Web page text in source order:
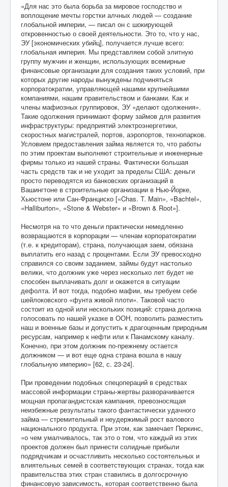
«Для нас это была борьба за мировое господство и
воплощение мечты горстки алчных людей — создание
глобальной империи, — писал он с шокирующей
откровенностью о своей деятельности. Это то, что у нас,
ЭУ [экономических убийц], получается лучше всего:
глобальная империя. Мы представляем собой элитную
группу мужчин и женщин, использующих всемирные
финансовые организации для создания таких условий, при
которых другие народы вынуждены подчиняться
корпоратократии, управляющей нашими крупнейшими
компаниями, нашим правительством и банками. Как и
члены мафиозных группировок, ЭУ «делают одолжения».
Такие одолжения принимают форму займов для развития
инфраструктуры: предприятий электроэнергетики,
скоростных магистралей, портов, аэропортов, технопарков.
Условием предоставления займа является то, что работы
по этим проектам выполняют строительные и инженерные
фирмы только из нашей страны. Фактически большая
часть средств так и не уходит за пределы США: деньги
просто переводятся из банковских организаций в
Вашингтоне в строительные организации в Нью-Йорке,
Хьюстоне или Сан-Франциско [«Chas. T. Main», «Bachtel»,
«Halliburton», «Stone & Webster» и «Brown & Root»].
Несмотря на то что деньги практически немедленно
возвращаются в корпорации — членам корпоратократии
(т.е. к кредиторам), страна, получающая заем, обязана
выплатить его назад с процентами. Если ЭУ превосходно
справился со своим заданием, займы будут настолько
велики, что должник уже через несколько лет будет не
способен выплачивать долг и окажется в ситуации
дефолта. И вот тогда, подобно мафии, мы требуем себе
шейлоковского «фунта живой плоти». Таковой часто
состоит из одной или нескольких позиций: страна должна
голосовать по нашей указке в ООН, позволить разместить
наш и военные базы и допустить к драгоценным природным
ресурсам, например к нефти или к Панамскому каналу.
Конечно, при этом должник по-прежнему остается
должником — и вот еще одна страна вошла в нашу
глобальную империю» [62, с. 23-24].
При проведении подобных спецопераций в средствах
массовой информации страны-жертвы разворачивается
мощная пропагандистская кампания, превозносящая
неизбежные результаты такого фантастически удачного
займа — стремительный и неудержимый рост валового
национального продукта. При этом, как замечает Перкинс,
«о чем умалчивалось, так это о том, что каждый из этих
проектов должен был принести солидные прибыли
подрядчикам и осчастливить несколько состоятельных и
влиятельных семей в соответствующих странах, тогда как
правительства этих стран ставились в долгосрочную
финансовую зависимость, которая соответственно была